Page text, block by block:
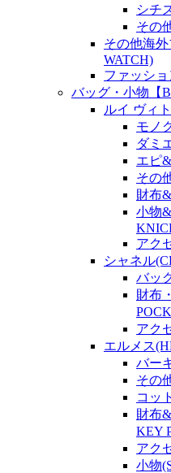
シチ
その
その他海
WATCH)
ファッシ
バッグ・小物【
ルイ ヴィ
モノ
ダミ
エピ
その
財布
小物
アク
シャネル
バッ
財布
アク
エルメス
バー
その
コッ
財布
KEY
アク
小物